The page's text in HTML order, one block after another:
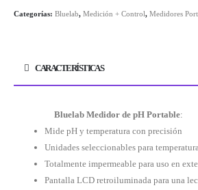
Categorías: Bluelab, Medición + Control, Medidores
CARACTERÍSTICAS
Bluelab Medidor de pH Portable:
Mide pH y temperatura con precisión
Unidades seleccionables para temperatura
Totalmente impermeable para uso en
Pantalla LCD retroiluminada para una